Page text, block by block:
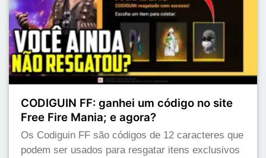
CODIGUIN FF: ganhei um código no site
Free Fire Mania; e agora?
Os Codiguin FF são códigos de 12 caracteres que
podem ser usados para resgatar itens exclusivos